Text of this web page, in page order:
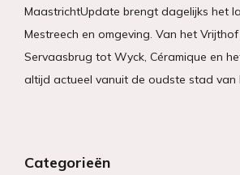
MaastrichtUpdate brengt dagelijks het
Mestreech en omgeving. Van het
Servaasbrug tot Wyck, Céramique en
altijd actueel vanuit de oudste stad van
Categorieën